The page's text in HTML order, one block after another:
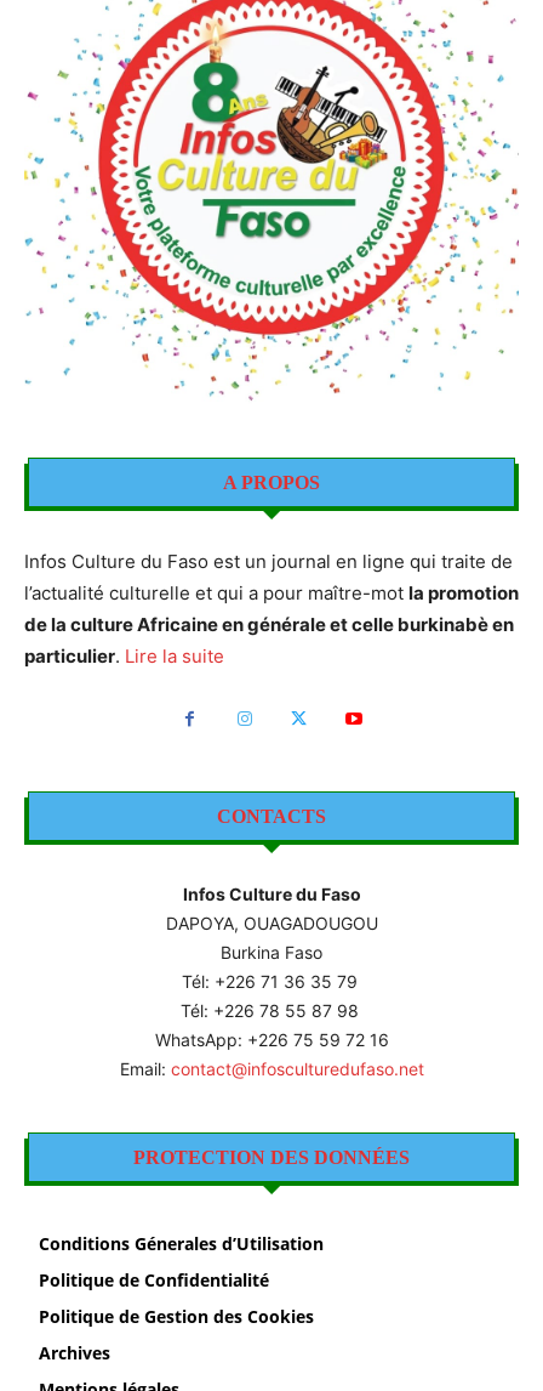
A PROPOS
Infos Culture du Faso est un journal en ligne qui traite de
l’actualité culturelle et qui a pour maître-mot la promotion
de la culture Africaine en générale et celle burkinabè en
particulier. Lire la suite
CONTACTS
Infos Culture du Faso
DAPOYA, OUAGADOUGOU
Burkina Faso
Tél: +226 71 36 35 79
Tél: +226 78 55 87 98
WhatsApp: +226 75 59 72 16
Email: contact@infosculturedufaso.net
PROTECTION DES DONNÉES
Conditions Génerales d’Utilisation
Politique de Confidentialité
Politique de Gestion des Cookies
Archives